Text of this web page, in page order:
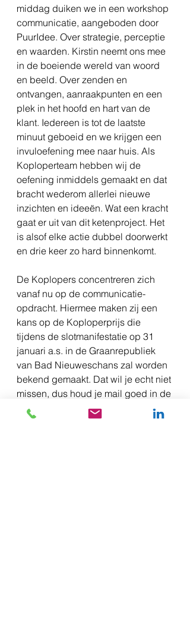
middag duiken we in een workshop
communicatie, aangeboden door
PuurIdee. Over strategie, perceptie
en waarden. Kirstin neemt ons mee
in de boeiende wereld van woord
en beeld. Over zenden en
ontvangen, aanraakpunten en een
plek in het hoofd en hart van de
klant. Iedereen is tot de laatste
minuut geboeid en we krijgen een
invuloefening mee naar huis. Als
Koploperteam hebben wij de
oefening inmiddels gemaakt en dat
bracht wederom allerlei nieuwe
inzichten en ideeën. Wat een kracht
gaat er uit van dit ketenproject. Het
is alsof elke actie dubbel doorwerkt
en drie keer zo hard binnenkomt.
De Koplopers concentreren zich
vanaf nu op de communicatie-
opdracht. Hiermee maken zij een
kans op de Koploperprijs die
tijdens de slotmanifestatie op 31
januari a.s. in de Graanrepubliek
van Bad Nieuweschans zal worden
bekend gemaakt. Dat wil je echt niet
missen, dus houd je mail goed in de
gaten.